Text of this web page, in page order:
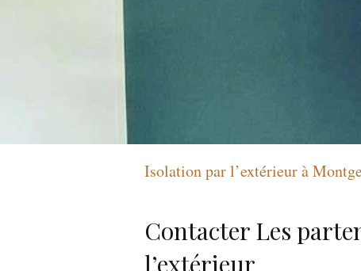
Isolation par l’extérieur à
Contacter Les
l’extérieur